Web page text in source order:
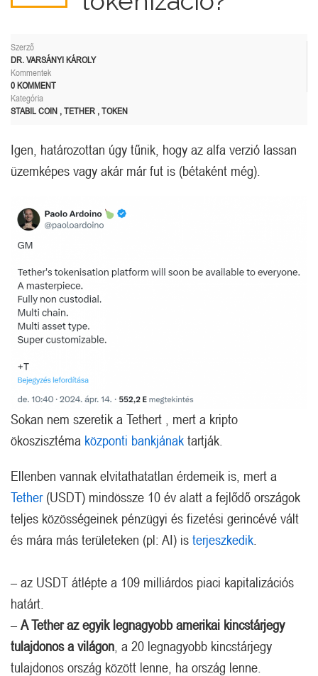
Szerző
DR. VARSÁNYI KÁROLY
Kommentek
0 KOMMENT
Kategória
STABIL COIN , TETHER , TOKEN
Igen, határozottan úgy tűnik, hogy az alfa verzió lassan
üzemképes vagy akár már fut is (bétaként még).
Sokan nem szeretik a Tethert , mert a kripto
ökoszisztéma központi bankjának tartják.
Ellenben vannak elvitathatatlan érdemeik is, mert a
Tether(USDT) mindössze 10 év alatt a fejlődő országok
teljes közösségeinek pénzügyi és fizetési gerincévé vált
és mára más területeken (pl: AI) is terjeszkedik
– az USDT átlépte a 109 milliárdos piaci kapitalizációs
határt.
– A Tether az egyik legnagyobb amerikai kincstárjegy
tulajdonos a világon , a 20 legnagyobb kincstárjegy
tulajdonos ország között lenne, ha ország lenne.